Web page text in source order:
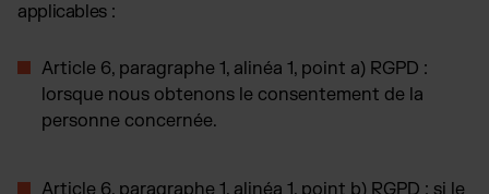
applicables :
Article 6, paragraphe 1, alinéa 1, point a) RGPD :
lorsque nous obtenons le consentement de la
personne concernée.
Article 6, paragraphe 1, alinéa 1, point b) RGPD : si le